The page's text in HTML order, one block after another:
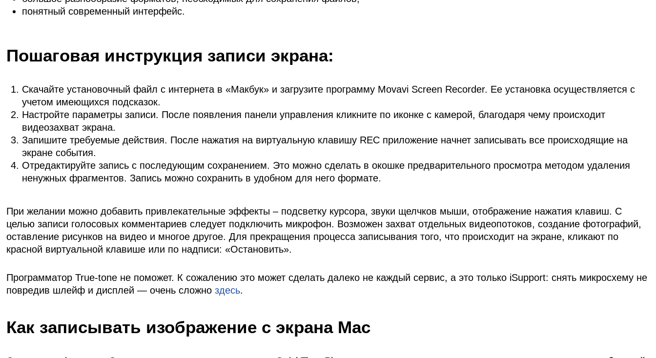
понятный современный интерфейс.
Пошаговая инструкция записи экрана:
Скачайте установочный файл с интернета в «Макбук» и загрузите программу Movavi Screen Recorder. Ее установка осуществляется с
учетом имеющихся подсказок.
Настройте параметры записи. После появления панели управления кликните по иконке с камерой, благодаря чему происходит
видеозахват экрана.
Запишите требуемые действия. После нажатия на виртуальную клавишу REC приложение начнет записывать все происходящие на
экране события.
Отредактируйте запись с последующим сохранением. Это можно сделать в окошке предварительного просмотра методом удаления
ненужных фрагментов. Запись можно сохранить в удобном для него формате.
При желании можно добавить привлекательные эффекты – подсветку курсора, звуки щелчков мыши, отображение нажатия клавиш. С
целью записи голосовых комментариев следует подключить микрофон. Возможен захват отдельных видеопотоков, создание фотографий,
оставление рисунков на видео и многое другое. Для прекращения процесса записывания того, что происходит на экране, кликают по
красной виртуальной клавише или по надписи: «Остановить».
Программатор True-tone не поможет. К сожалению это может сделать далеко не каждый сервис, а это только iSupport: снять микросхему не
повредив шлейф и дисплей — очень сложно здесь.
Как записывать изображение с экрана Mac